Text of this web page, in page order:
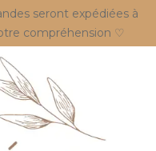
seront expédiées à
compréhension ♡